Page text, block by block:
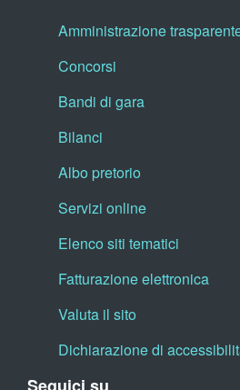
Amministrazione
Concorsi
Bandi di gara
Bilanci
Albo pretorio
Servizi online
Elenco siti tematici
Fatturazione elettronica
Valuta il sito
Dichiarazione di